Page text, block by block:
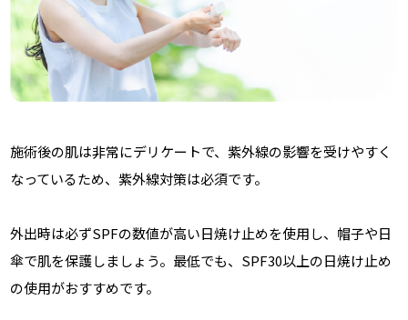
施術後の肌は非常にデリケートで、紫外線の影響を受けやすく
なっているため、紫外線対策は必須です。
外出時は必ずSPFの数値が高い日焼け止めを使用し、帽子や日
傘で肌を保護しましょう。最低でも、SPF30以上の日焼け止め
の使用がおすすめです。